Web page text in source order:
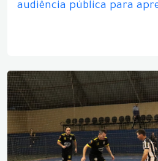
audiência pública para